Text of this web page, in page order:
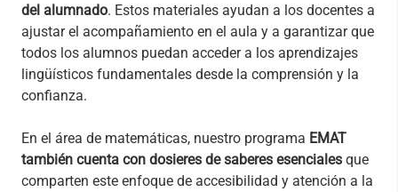
del alumnado. Estos materiales ayudan a los docentes a
ajustar el acompañamiento en el aula y a garantizar que
todos los alumnos puedan acceder a los aprendizajes
lingüísticos fundamentales desde la comprensión y la
confianza.
En el área de matemáticas, nuestro programa EMAT
también cuenta con dosieres de saberes esenciales que
comparten este enfoque de accesibilidad y atención a la